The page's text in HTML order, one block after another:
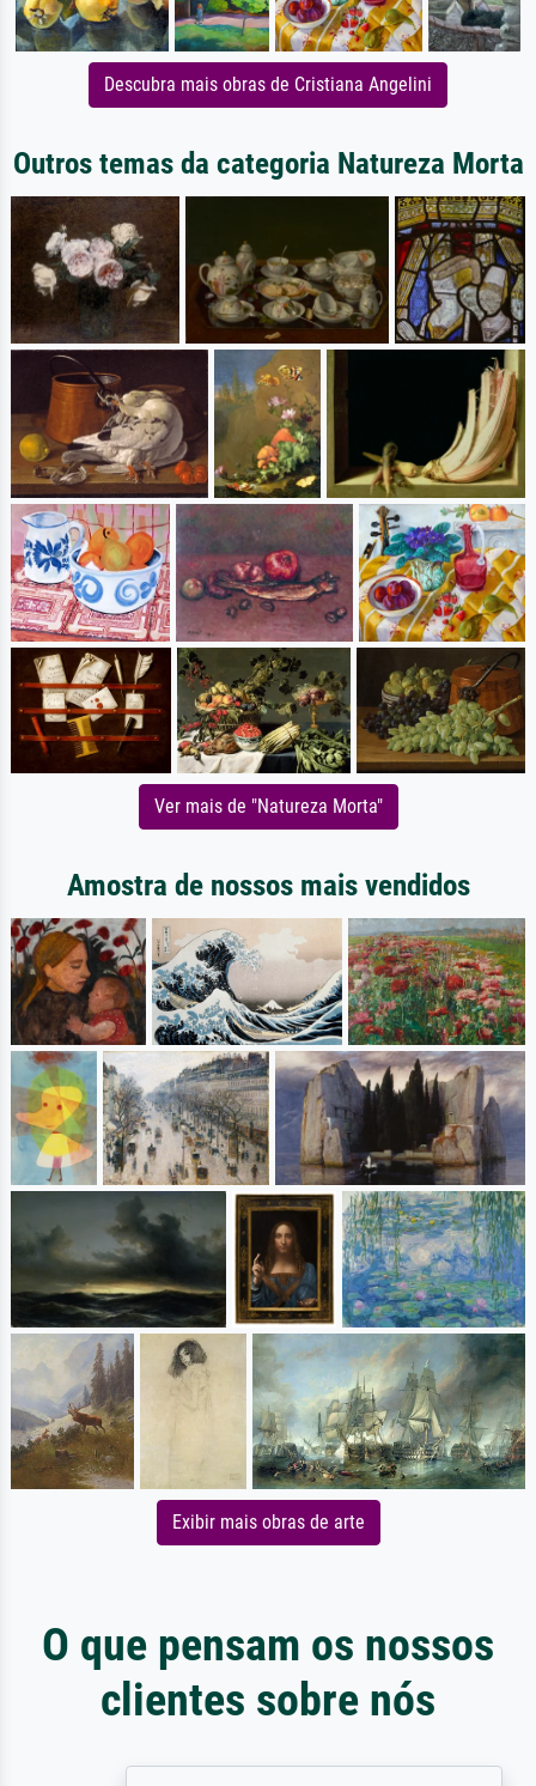
Descubra mais obras de Cristiana Angelini
Outros temas da categoria Natureza Morta
Ver mais de "Natureza Morta"
Amostra de nossos mais vendidos
Exibir mais obras de arte
O que pensam os nossos
clientes sobre nós